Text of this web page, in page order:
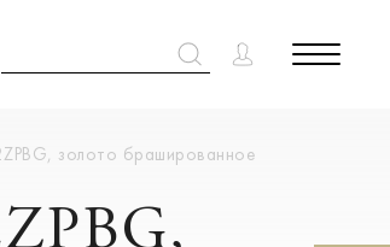
золото брашированное